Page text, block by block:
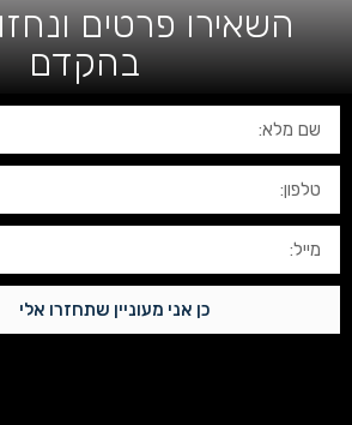
השאירו פרטים
בהקדם
כן אני מעוניין שתחזרו אלי